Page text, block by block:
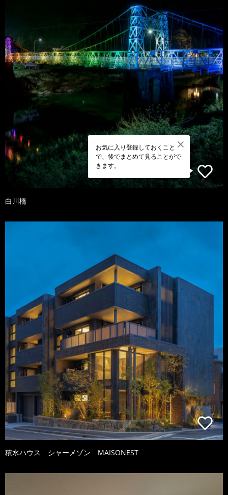
お気に入り登録しておくこと
で、後でまとめて見ることがで
きます。
白川橋
積水ハウス シャーメゾン MAISONEST